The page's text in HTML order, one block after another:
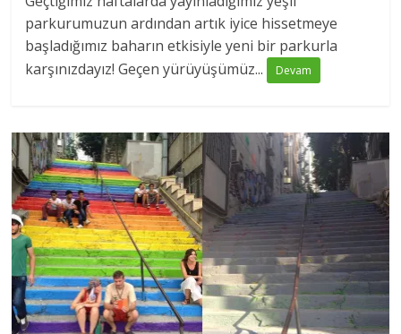
parkurumuzun ardından artık iyice hissetmeye
başladığımız baharın etkisiyle yeni bir parkurla
karşınızdayız! Geçen yürüyüşümüz...
Devam